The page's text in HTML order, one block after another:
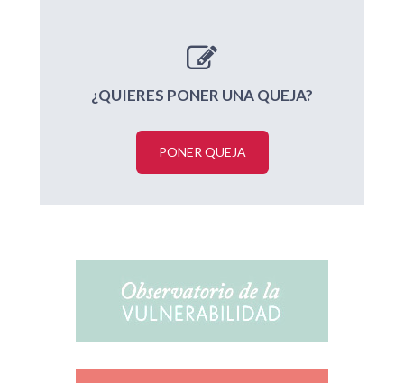
¿QUIERES PONER UNA QUEJA?
PONER QUEJA